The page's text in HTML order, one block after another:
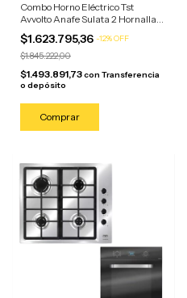
Combo Horno Eléctrico Tst
Avvolto Anafe Sulata 2 Hornallas
Negro/anafe Acero
$1.623.795,36 -12%OFF
$1.845.222,00
$1.493.891,73con Transferencia
o depósito